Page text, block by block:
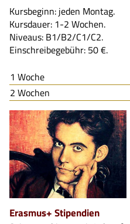
Kursbeginn: jeden Montag.
Kursdauer: 1-2 Wochen.
Niveaus: B1/B2/C1/C2.
Einschreibegebühr: 50 €.
1 Woche
2 Wochen
Erasmus+ Stipendien